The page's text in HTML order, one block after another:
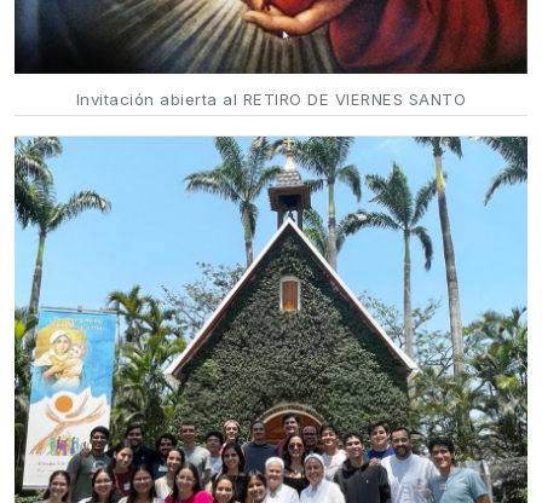
Invitación abierta al RETIRO DE VIERNES SANTO